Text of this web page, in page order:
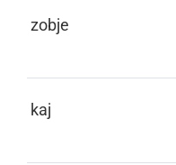
zobje
kaj